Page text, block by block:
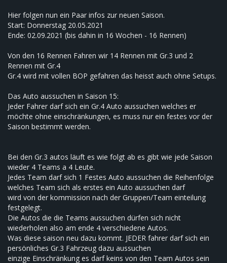
Hier folgen nun ein Paar infos zur neuen Saison.
Start: Donnerstag 20.05.2021
Ende: 02.09.2021 (bis dahin in 16 Wochen - 16 Rennen)
Von den 16 Rennen Fahren wir 14 Rennen mit Gr.3 und 2
Rennen mit Gr.4
Gr.4 wird mit vollen BOP gefahren das heisst auch ohne Setups.
Das Auto aussuchen in Saison 15:
Jeder Fahrer darf sich ein Gr.4 Auto aussuchen welches er
möchte ohne einschränkungen, es muss nur ein festes vor der
Saison bestimmt werden.
Bei den Gr.3 autos läuft es wie folgt ab es gibt wie jede Saison
wieder 4 Teams a 4 Leute.
Jedes Team darf sich 1 Festes Auto aussuchen die Reihenfolge
welches Team sich als erstes ein Auto aussuchen darf
wird von der kommission nach der Gruppen/Team einteilung
festgelegt.
Die Autos die die Teams aussuchen dürfen sich nicht
wiederholen also am ende 4 verschiedene Autos.
Was diese saison neu dazu kommt. JEDER fahrer darf sich ein
persönliches Gr.3 Fahrzeug dazu aussuchen
einzige Einschränkung es darf keins von den Team Autos sein